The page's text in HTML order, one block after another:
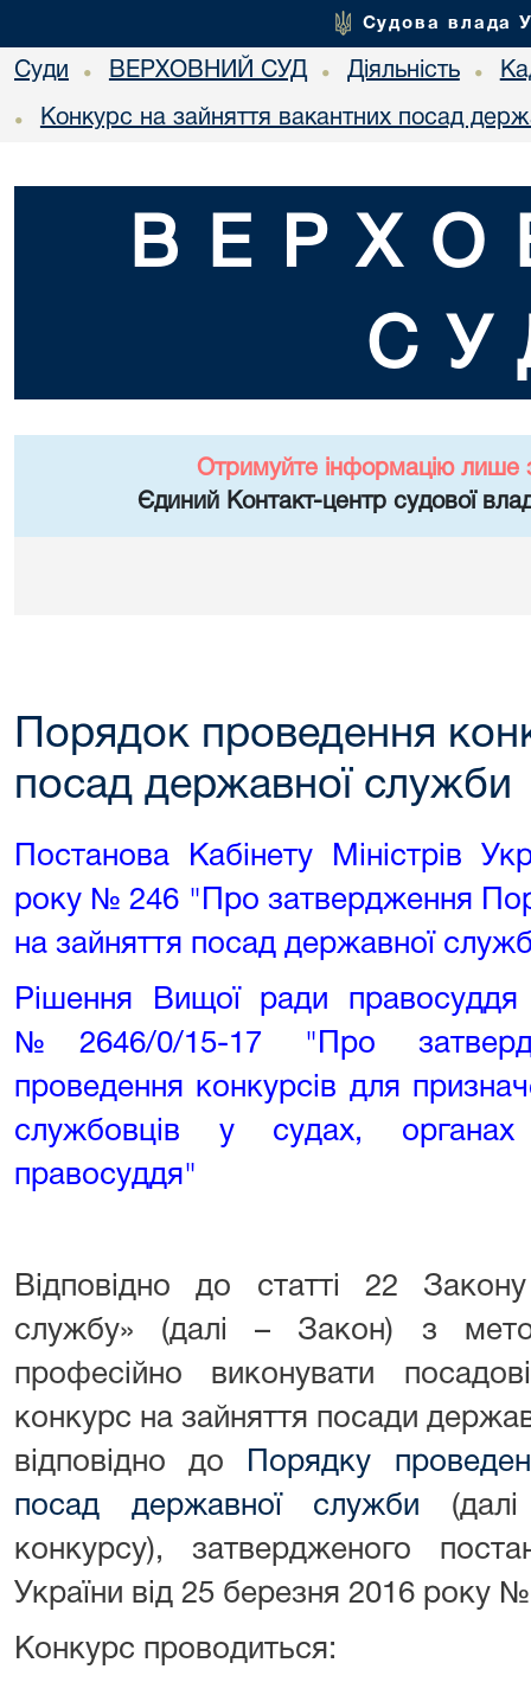
Судова влада
Суди • ВЕРХОВНИЙ СУД • Діяльність •
• Конкурс на зайняття вакантних посад
Отримуйте інформацію лише
Єдиний Контакт-центр судової
Порядок проведення
посад державної служби
Постанова Кабінету Міністрів
року № 246 "Про затвердження
на зайняття посад державної
Рішення Вищої ради
№2646/0/15-17 "Про
проведення конкурсів для
службовців у судах,
правосуддя"
Відповідно до статті 22
службу» (далі – Закон) з
професійно виконувати
конкурс на зайняття посади
відповідно до
Порядку
посад державної служби
конкурсу), затвердженого
України від 25 березня 2016 року
Конкурс проводиться: